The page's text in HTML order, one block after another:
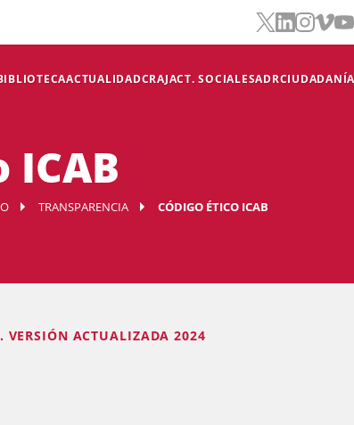
ACTUALIDADCRAJACT. SOCIALESADRCIUDADANÍA
ICAB
TRANSPARENCIA CÓDIGO ÉTICO ICAB
VERSIÓN ACTUALIZADA 2024